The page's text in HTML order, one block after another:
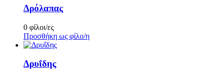
Δρόλαπας
0 φίλοι/ες
Προσθήκη ως φίλο/η
Δρυΐδης